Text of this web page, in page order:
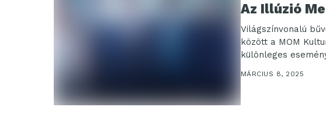
Az Illúzió
Világszínvonalú
között a MOM
különleges
MÁRCIUS 8, 2025